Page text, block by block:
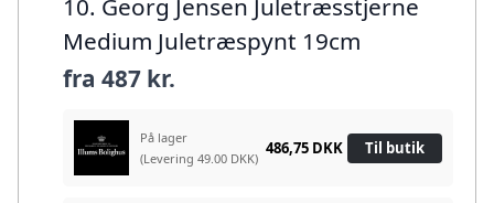
10. Georg Jensen Juletræsstjerne
Medium Juletræspynt 19cm
fra 487 kr.
På lager
(Levering 49.00 DKK)
486,75 DKK Til butik